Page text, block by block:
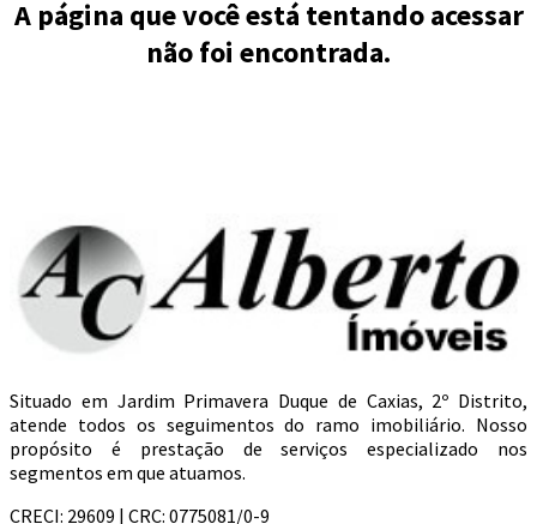
A página que você está tentando acessar
não foi encontrada.
Situado em Jardim Primavera Duque de Caxias, 2º Distrito,
atende todos os seguimentos do ramo imobiliário. Nosso
propósito é prestação de serviços especializado nos
segmentos em que atuamos.
CRECI: 29609 | CRC: 0775081/0-9